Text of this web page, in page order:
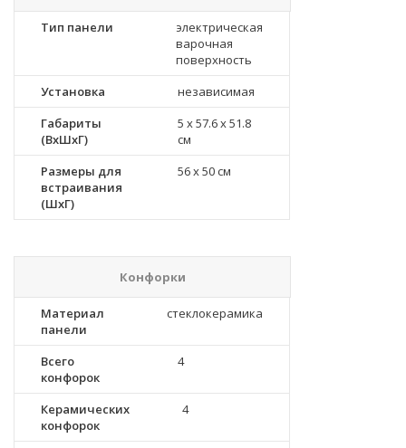
Тип панели
электрическая
варочная
поверхность
Установка
независимая
Габариты
(ВхШхГ)
5 x 57.6 x 51.8
см
Размеры для
встраивания
(ШхГ)
56 x 50 см
Конфорки
Материал
панели
стеклокерамика
Всего
конфорок
4
Керамических
конфорок
4